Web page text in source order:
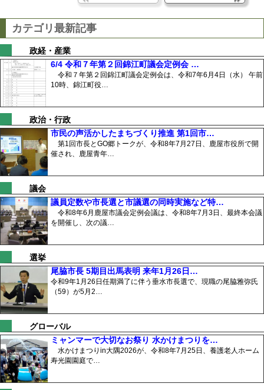
カテゴリ最新記事
政経・産業
6/4 令和７年第２回錦江町議会定例会 …
令和７年第２回錦江町議会定例会は、令和7年6月4日（水） 午前
10時、錦江町役…
政治・行政
市民の声活かしたまちづくり推進 第1回市…
第1回市長とGO郷トークが、令和8年7月27日、鹿屋市役所で開
催され、鹿屋青年…
議会
議員定数や市長選と市議選の同時実施など特…
令和8年6月鹿屋市議会定例会議は、令和8年7月3日、最終本会議
を開催し、次の議…
選挙
尾脇市長 5期目出馬表明 来年1月26日…
令和9年1月26日任期満了に伴う垂水市長選で、現職の尾脇雅弥氏
（59）が5月2…
グローバル
ミャンマーで大切なお祭り 水かけまつりを…
水かけまつりin大隅2026が、令和8年7月25日、養護老人ホーム
寿光園園庭で…